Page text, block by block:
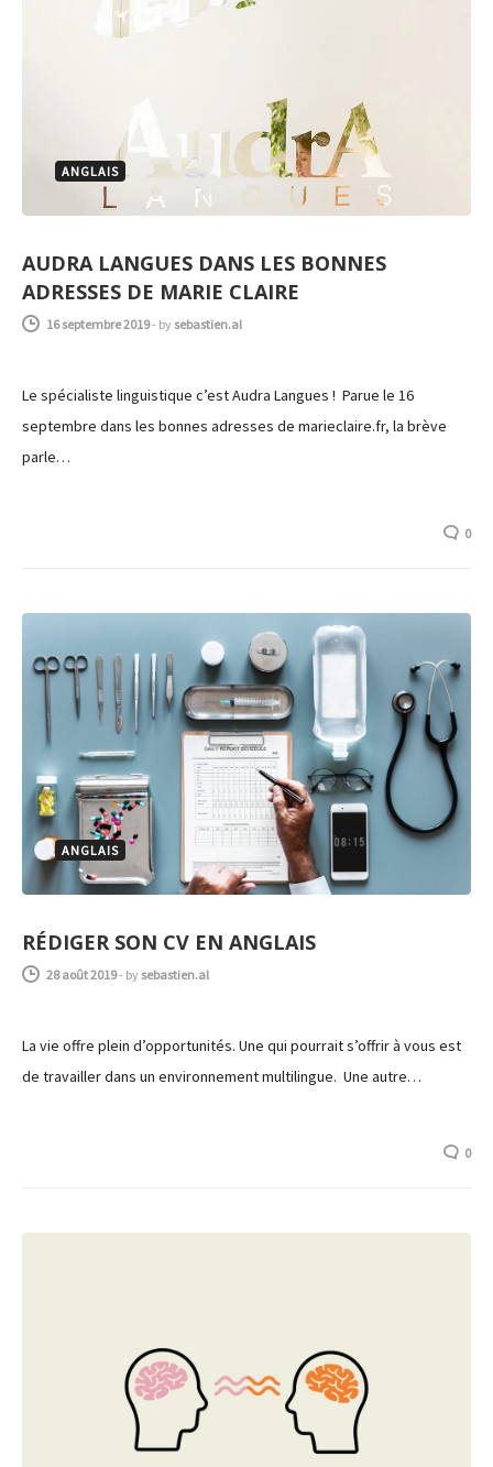
ANGLAIS
AUDRA LANGUES DANS LES BONNES
ADRESSES DE MARIE CLAIRE
16 septembre 2019- by sebastien.al
Le spécialiste linguistique c’est Audra Langues ! Parue le 16
septembre dans les bonnes adresses de marieclaire.fr, la brève
parle…
0
ANGLAIS
RÉDIGER SON CV EN ANGLAIS
28 août 2019- by sebastien.al
La vie offre plein d’opportunités. Une qui pourrait s’offrir à vous est
de travailler dans un environnement multilingue. Une autre…
0